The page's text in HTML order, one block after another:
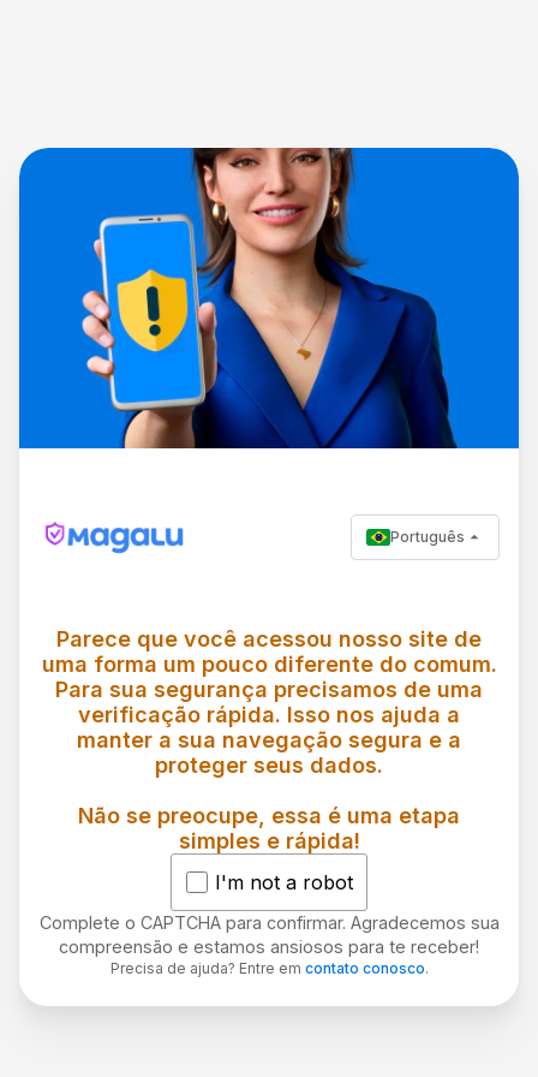
Português
Parece que você acessou nosso site de
uma forma um pouco diferente do comum.
Para sua segurança precisamos de uma
verificação rápida. Isso nos ajuda a
manter a sua navegação segura e a
proteger seus dados.
Não se preocupe, essa é uma etapa
simples e rápida!
I'm not a robot
Complete o CAPTCHA para confirmar. Agradecemos sua
compreensão e estamos ansiosos para te receber!
Precisa de ajuda? Entre em contato conosco.